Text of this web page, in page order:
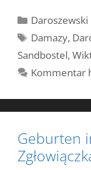
Kategorien
Daroszewski
Schlagwörter
Damazy,
Sandbostel,
Kommentar
Geburten